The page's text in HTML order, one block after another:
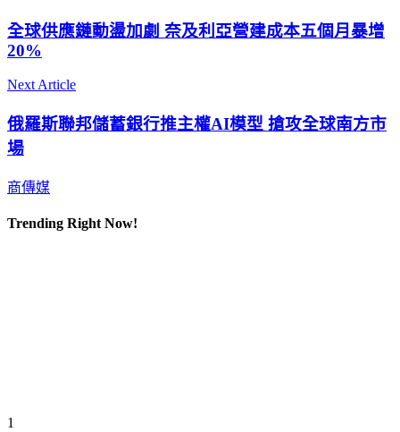
全球供應鏈動盪加劇 奈及利亞營建成本五個月暴增
20%
Next Article
俄羅斯聯邦儲蓄銀行推主權AI模型 搶攻全球南方市
場
商傳媒
Trending Right Now!
1